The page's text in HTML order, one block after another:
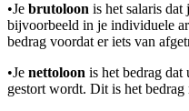
•Je brutoloon is het salaris dat
bijvoorbeeld in je individuele
bedrag voordat er iets van
•Je nettoloon is het bedrag
gestort wordt. Dit is het bedrag